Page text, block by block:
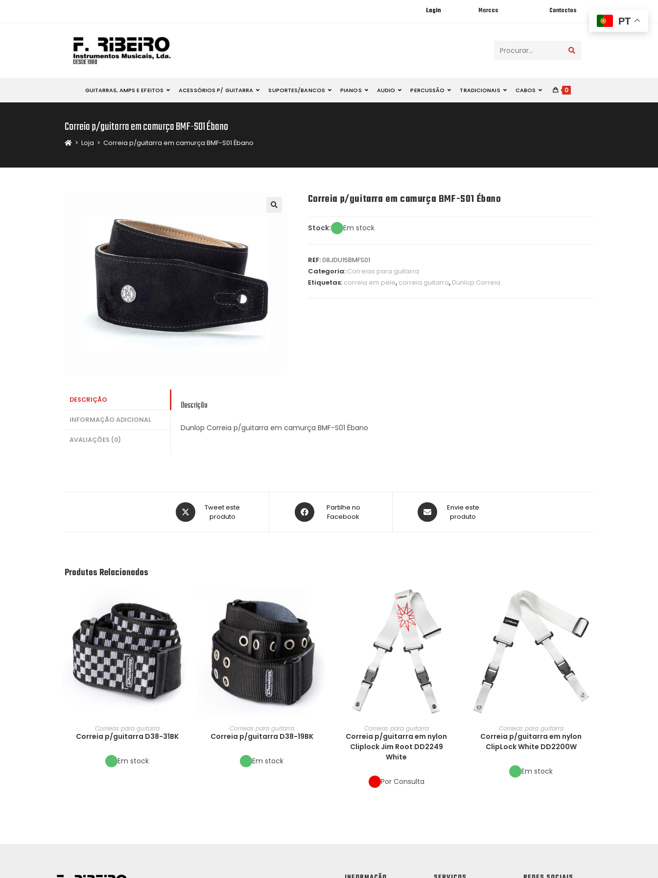
Login Marcas Contactos
Procurar...
GUITARRAS, AMPS E EFEITOS ACESSÓRIOS P/ GUITARRA SUPORTES/BANCOS PIANOS AUDIO PERCUSSÃO TRADICIONAIS CABOS 0
Correia p/guitarra em camurça BMF-S01 Ébano
> Loja > Correia p/guitarra em camurça BMF-S01 Ébano
Correia p/guitarra em camurça BMF-S01 Ébano
Stock: Em stock
REF:08JDU15BMFS01
Categoria: Correias para guitarra
Etiquetas: correia em pele, correia guitarra, Dunlop Correia
DESCRIÇÃO
INFORMAÇÃO ADICIONAL
AVALIAÇÕES (0)
Descrição
Dunlop Correia p/guitarra em camurça BMF-S01 Ébano
Tweet este
produto
Partilhe no
Facebook
Envie este
produto
Produtos Relacionados
Correias para guitarra
Correia p/guitarra D38-31BK
Em stock
Correias para guitarra
Correia p/guitarra D38-19BK
Em stock
Correias para guitarra
Correia p/guitarra em nylon
Cliplock Jim Root DD2249
White
Por Consulta
Correias para guitarra
Correia p/guitarra em nylon
ClipLock White DD2200W
Em stock
PT